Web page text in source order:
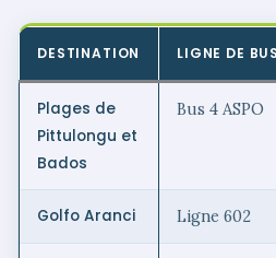
DESTINATION LIGNE DE BUS
Plages de
Pittulongu et
Bados
Bus 4 ASPO
Golfo Aranci Ligne 602